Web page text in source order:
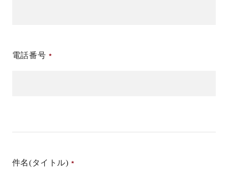
電話番号
件名(タイトル)